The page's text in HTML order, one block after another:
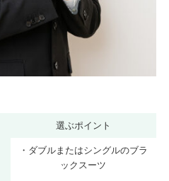
選ぶポイント
・ダブルまたはシングルのブラ
ックスーツ